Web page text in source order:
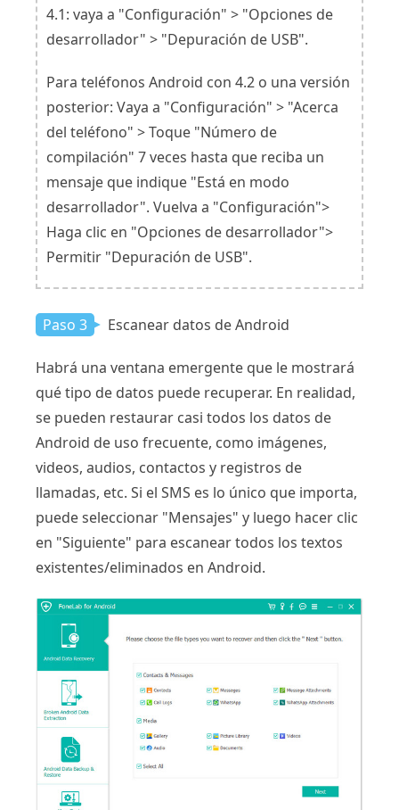
4.1: vaya a "Configuración" > "Opciones de
desarrollador" > "Depuración de USB".
Para teléfonos Android con 4.2 o una versión
posterior: Vaya a "Configuración" > "Acerca
del teléfono" > Toque "Número de
compilación" 7 veces hasta que reciba un
mensaje que indique "Está en modo
desarrollador". Vuelva a "Configuración">
Haga clic en "Opciones de desarrollador">
Permitir "Depuración de USB".
Paso 3 Escanear datos de Android
Habrá una ventana emergente que le mostrará
qué tipo de datos puede recuperar. En realidad,
se pueden restaurar casi todos los datos de
Android de uso frecuente, como imágenes,
videos, audios, contactos y registros de
llamadas, etc. Si el SMS es lo único que importa,
puede seleccionar "Mensajes" y luego hacer clic
en "Siguiente" para escanear todos los textos
existentes/eliminados en Android.